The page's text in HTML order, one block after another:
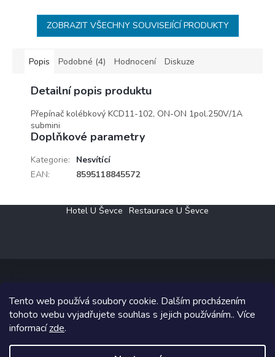
Tento web používá soubory cookie. Dalším procházením
tohoto webu vyjadřujete souhlas s jejich používáním.. Více
informacízde.
ZOBRAZIT VŠECHNY SOUVISEJÍCÍ PRODUKTY
Popis Podobné (4) Hodnocení Diskuze
Detailní popis produktu
Přepínač kolébkový KCD11-102, ON-ON 1pol.250V/1A
submini
Doplňkové parametry
Kategorie:
Nesvítící
EAN: 8595118845572
Hotel U Ševce Restaurace U Ševce
Copyright 2026Elektro Klesný s.r.o.. Všechna práva vyhrazena.
Grafický návrh vytvořil a na Shoptet implementoval
Shoptetak.cz.